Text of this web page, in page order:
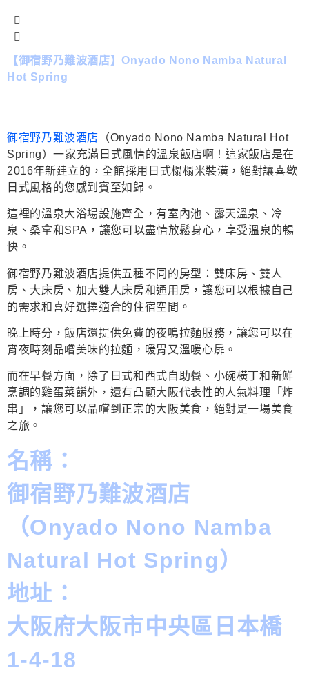
【御宿野乃難波酒店】Onyado Nono Namba Natural
Hot Spring
御宿野乃難波酒店 （Onyado Nono Namba Natural Hot
Spring）一家充滿日式風情的溫泉飯店啊！這家飯店是在
2016年新建立的，全館採用日式榻榻米裝潢，絕對讓喜歡
日式風格的您感到賓至如歸。
這裡的溫泉大浴場設施齊全，有室內池、露天溫泉、冷
泉、桑拿和SPA，讓您可以盡情放鬆身心，享受溫泉的暢
快。
御宿野乃難波酒店提供五種不同的房型：雙床房、雙人
房、大床房、加大雙人床房和通用房，讓您可以根據自己
的需求和喜好選擇適合的住宿空間。
晚上時分，飯店還提供免費的夜鳴拉麵服務，讓您可以在
宵夜時刻品嚐美味的拉麵，暖胃又溫暖心扉。
而在早餐方面，除了日式和西式自助餐、小碗橫丁和新鮮
烹調的雞蛋菜餚外，還有凸顯大阪代表性的人氣料理「炸
串」，讓您可以品嚐到正宗的大阪美食，絕對是一場美食
之旅。
名稱：
御宿野乃難波酒店
（Onyado Nono Namba
Natural Hot Spring）
地址：
大阪府大阪市中央區日本橋
1-4-18